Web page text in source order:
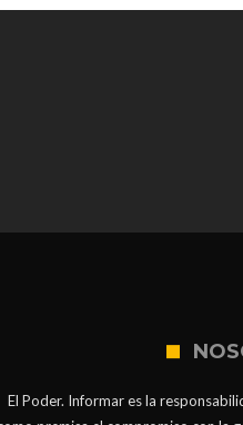
El Poder. Informar es la